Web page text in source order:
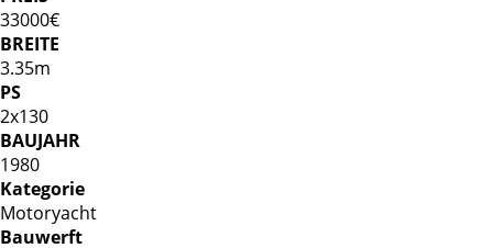
33000€
BREITE
3.35m
PS
2x130
BAUJAHR
1980
Kategorie
Motoryacht
Bauwerft